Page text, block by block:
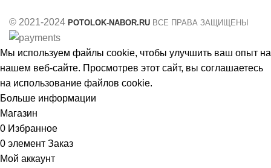
© 2021-2024 POTOLOK-NABOR.RU ВСЕ ПРАВА ЗАЩИЩЕНЫ
Мы используем файлы cookie, чтобы улучшить ваш опыт на
нашем веб-сайте. Просмотрев этот сайт, вы соглашаетесь
на использование файлов cookie.
Больше информации
Магазин
0 Избранное
0 элемент Заказ
Мой аккаунт